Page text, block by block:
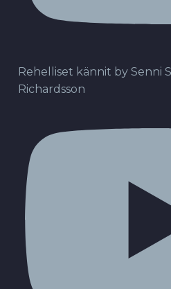
Rehelliset kännit by Senni
Richardsson